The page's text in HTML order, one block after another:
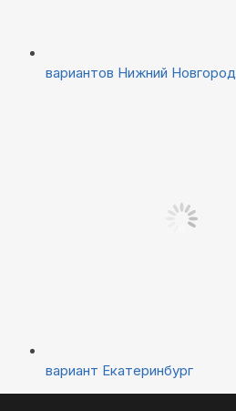
вариантов Нижний Новгород
вариант Екатеринбург